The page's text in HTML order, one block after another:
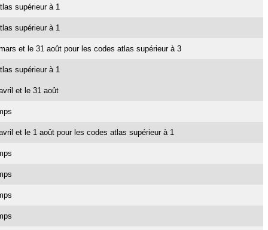
supérieur à 1
supérieur à 1
et le 31 août pour les codes atlas supérieur à 3
supérieur à 1
et le 31 août
et le 1 août pour les codes atlas supérieur à 1